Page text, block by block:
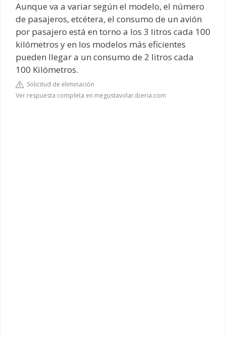
Aunque va a variar según el modelo, el número
de pasajeros, etcétera, el consumo de un avión
por pasajero está en torno a los 3 litros cada 100
kilómetros y en los modelos más eficientes
pueden llegar a un consumo de 2 litros cada
100 Kilómetros.
Solicitud de eliminación
Ver respuesta completa en megustavolar.iberia.com